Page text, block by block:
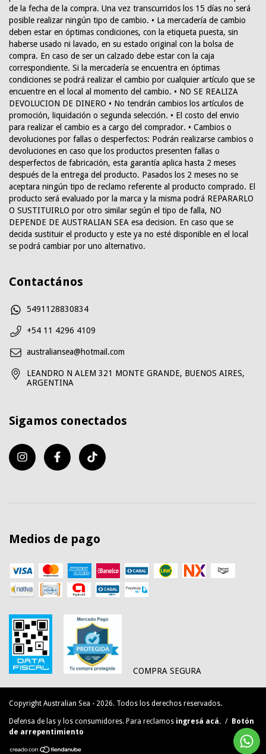
de la fecha de la compra. Una vez transcurridos los 15 días no será
posible realizar ningún tipo de cambio. • La mercadería de cambio
deben estar en óptimas condiciones, con la etiqueta puesta, sin
haberse usado ni lavado, en su estado original con la bolsa de
compra. En caso de ser un calzado debe estar con la caja
correspondiente. Si la mercadería se encuentra en óptimas
condiciones se podrá realizar el cambio por cualquier artículo que se
encuentre en el local al momento del cambio. • NO SE REALIZA
DEVOLUCION DE DINERO • No tendrán cambios los artículos de
promoción, liquidación o segunda selección. • El costo del envio
para realizar el cambio es a cargo del comprador. • Cambios o
devoluciones por fallas o desperfectos: Podrán realizarse cambios o
devoluciones en caso que los productos presenten fallas o
desperfectos de fabricación, esta garantía aplica hasta 2 meses
después de la entrega del producto. Pasados los 2 meses no se
aceptara ningún tipo de reclamo referente al producto comprado. El
producto será evaluado por la marca y la misma podrá REPARARLO
O SUSTITUIRLO por otro similar según el tipo de falla, NO
DEPENDE DE AUSTRALIAN SEA esa decision. En caso que se
decida sustituir el producto y este ya no esté disponible en el local
se podrá cambiar por uno alternativo.
Contactános
5491128830834
+54 11 4296 4109
australiansea@hotmail.com
LEANDRO N ALEM 321 MONTE GRANDE, BUENOS AIRES,
ARGENTINA
Sigamos conectados
Medios de pago
COMPRA SEGURA
Copyright Australian Sea - 2026. Todos los derechos reservados.
Defensa de las y los consumidores. Para reclamos ingresá acá. / Botón
de arrepentimiento